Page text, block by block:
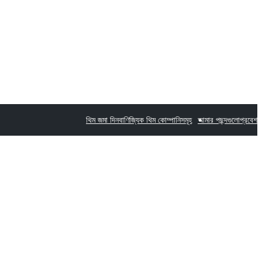
থিম জমা দিনবাণিজ্যিক থিম কোম্পানিসমূহ আমার পছন্দগুলোপ্রবেশ